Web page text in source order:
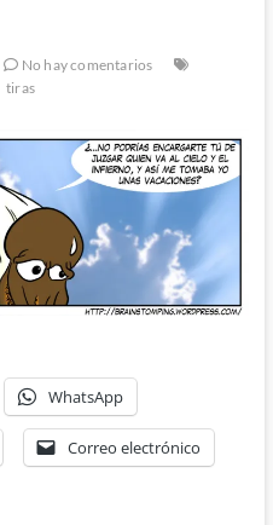
No hay comentarios
tiras
WhatsApp
Correo electrónico